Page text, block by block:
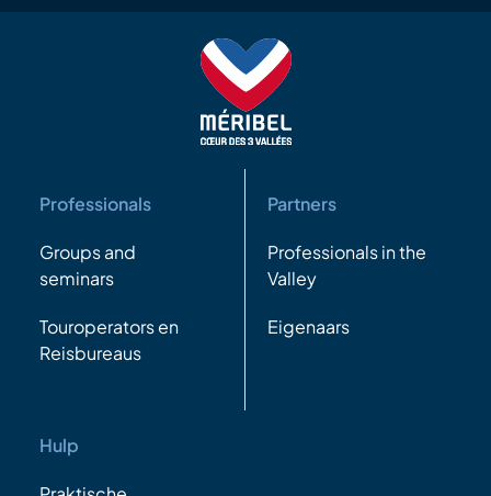
Professionals
Groups and
seminars
Touroperators en
Reisbureaus
Partners
Professionals in the
Valley
Eigenaars
Hulp